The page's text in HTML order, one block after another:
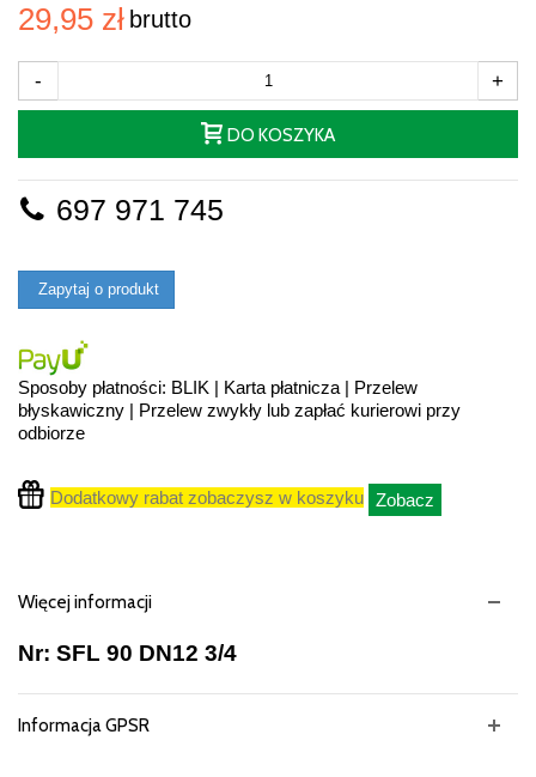
29,95 zł brutto
- +
DO KOSZYKA
697 971 745
Zapytaj o produkt
Sposoby płatności: BLIK | Karta płatnicza | Przelew
błyskawiczny | Przelew zwykły lub zapłać kurierowi przy
odbiorze
Dodatkowy rabat zobaczysz w koszyku Zobacz
Więcej informacji
Nr: SFL 90 DN12 3/4
Informacja GPSR